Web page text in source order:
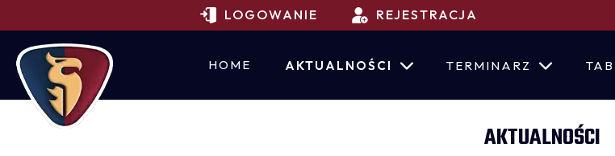
LOGOWANIE REJESTRACJA
HOME AKTUALNOŚCI TERMINARZ
AKTUALNOŚCI